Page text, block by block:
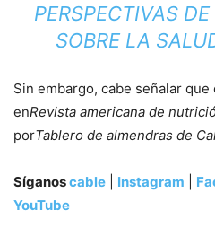
PERSPECTIVAS
SOBRE LA
Sin embargo, cabe señalar que
enRevista americana de
porTablero de almendras de
Síganoscable Instagram
YouTube